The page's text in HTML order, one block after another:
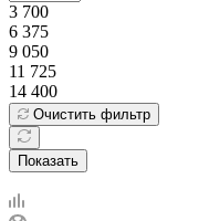
3 700
6 375
9 050
11 725
14 400
Очистить фильтр
Показать